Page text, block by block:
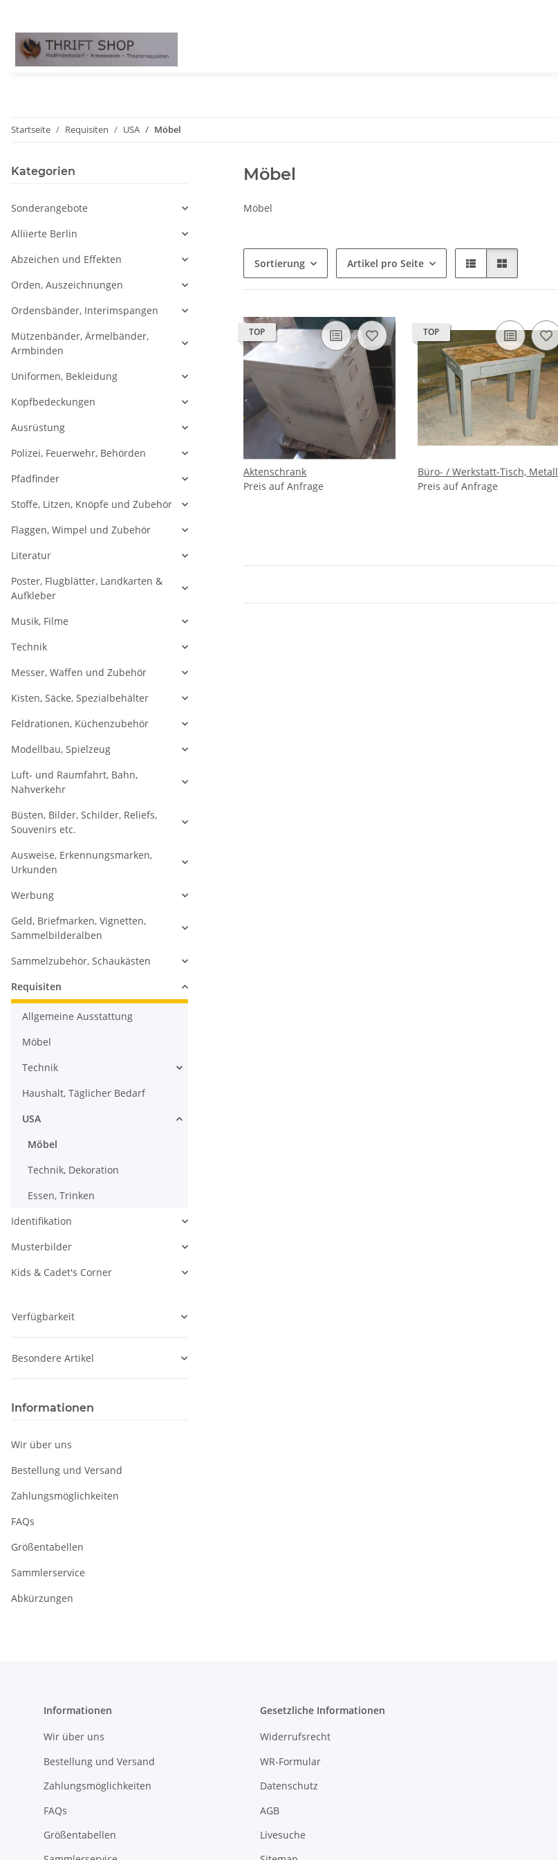
Startseite Requisiten USA Möbel
Möbel
Möbel
Sortierung Artikel pro Seite
TOP
Aktenschrank
Preis auf Anfrage
TOP
Büro- / Werkstatt-Tisch, Metall
Preis auf Anfrage
Kategorien
Sonderangebote
Alliierte Berlin
Abzeichen und Effekten
Orden, Auszeichnungen
Ordensbänder, Interimspangen
Mützenbänder, Ärmelbänder,
Armbinden
Uniformen, Bekleidung
Kopfbedeckungen
Ausrüstung
Polizei, Feuerwehr, Behörden
Pfadfinder
Stoffe, Litzen, Knöpfe und Zubehör
Flaggen, Wimpel und Zubehör
Literatur
Poster, Flugblätter, Landkarten &
Aufkleber
Musik, Filme
Technik
Messer, Waffen und Zubehör
Kisten, Säcke, Spezialbehälter
Feldrationen, Küchenzubehör
Modellbau, Spielzeug
Luft- und Raumfahrt, Bahn,
Nahverkehr
Büsten, Bilder, Schilder, Reliefs,
Souvenirs etc.
Ausweise, Erkennungsmarken,
Urkunden
Werbung
Geld, Briefmarken, Vignetten,
Sammelbilderalben
Sammelzubehör, Schaukästen
Requisiten
Allgemeine Ausstattung
Möbel
Technik
Haushalt, Täglicher Bedarf
USA
Möbel
Technik, Dekoration
Essen, Trinken
Identifikation
Musterbilder
Kids & Cadet's Corner
Verfügbarkeit
Besondere Artikel
Informationen
Wir über uns
Bestellung und Versand
Zahlungsmöglichkeiten
FAQs
Größentabellen
Sammlerservice
Abkürzungen
Informationen
Wir über uns
Bestellung und Versand
Zahlungsmöglichkeiten
FAQs
Größentabellen
Gesetzliche Informationen
Widerrufsrecht
WR-Formular
Datenschutz
AGB
Livesuche